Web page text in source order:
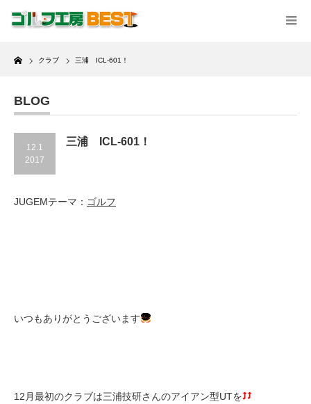
Home
クラブ 三浦 ICL-601！
BLOG
12.1
2017
三浦 ICL-601！
JUGEMテーマ： ゴルフ
いつもありがとうございます
12月最初のクラブは三浦技研さんのアイアン型UTを